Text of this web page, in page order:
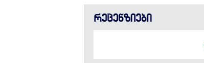
რეცენზიები